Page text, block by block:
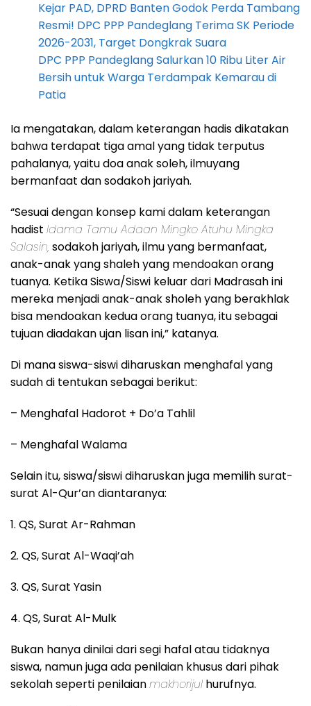
Kejar PAD, DPRD Banten Godok Perda Tambang
Resmi! DPC PPP Pandeglang Terima SK Periode
2026-2031, Target Dongkrak Suara
DPC PPP Pandeglang Salurkan 10 Ribu Liter Air
Bersih untuk Warga Terdampak Kemarau di
Patia
Ia mengatakan, dalam keterangan hadis dikatakan
bahwa terdapat tiga amal yang tidak terputus
pahalanya, yaitu doa anak soleh, ilmuyang
bermanfaat dan sodakoh jariyah.
“Sesuai dengan konsep kami dalam keterangan
hadist Idama Tamu Adaan Mingko Atuhu Mingka
Salasin, sodakoh jariyah, ilmu yang bermanfaat,
anak-anak yang shaleh yang mendoakan orang
tuanya. Ketika Siswa/Siswi keluar dari Madrasah ini
mereka menjadi anak-anak sholeh yang berakhlak
bisa mendoakan kedua orang tuanya, itu sebagai
tujuan diadakan ujan lisan ini,” katanya.
Di mana siswa-siswi diharuskan menghafal yang
sudah di tentukan sebagai berikut:
– Menghafal Hadorot + Do’a Tahlil
– Menghafal Walama
Selain itu, siswa/siswi diharuskan juga memilih surat-
surat Al-Qur’an diantaranya:
1. QS, Surat Ar-Rahman
2. QS, Surat Al-Waqi’ah
3. QS, Surat Yasin
4. QS, Surat Al-Mulk
Bukan hanya dinilai dari segi hafal atau tidaknya
siswa, namun juga ada penilaian khusus dari pihak
sekolah seperti penilaianmakhorijul hurufnya.